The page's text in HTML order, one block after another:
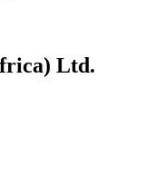
Ltd.